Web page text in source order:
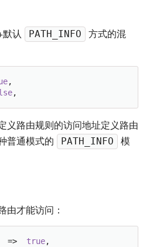
认 PATH_INFO
方式的混
义路由规则的访问地址定义路由
普通模式的
PATH_INFO
模
由才能访问：
  		=>
true